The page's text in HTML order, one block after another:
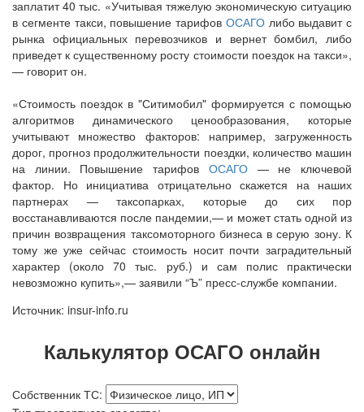
заплатит 40 тыс. «Учитывая тяжелую экономическую ситуацию
в сегменте такси, повышение тарифов ОСАГО либо выдавит с
рынка официальных перевозчиков и вернет бомбил, либо
приведет к существенному росту стоимости поездок на такси»,
— говорит он.
«Стоимость поездок в "Ситимобил" формируется с помощью
алгоритмов динамического ценообразования, которые
учитывают множество факторов: например, загруженность
дорог, прогноз продолжительности поездки, количество машин
на линии. Повышение тарифов ОСАГО — не ключевой
фактор. Но инициатива отрицательно скажется на наших
партнерах — таксопарках, которые до сих пор
восстанавливаются после пандемии,— и может стать одной из
причин возвращения таксомоторного бизнеса в серую зону. К
тому же уже сейчас стоимость носит почти заградительный
характер (около 70 тыс. руб.) и сам полис практически
невозможно купить»,— заявили “Ъ” пресс-службе компании.
Источник: insur-info.ru
Калькулятор ОСАГО онлайн
Собственник ТС: